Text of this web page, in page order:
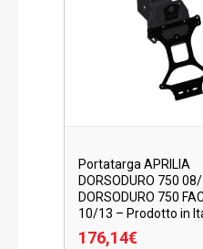
Portatarga APRILIA
DORSODURO 750
DORSODURO 750
10/13 – Prodotto in
176,14€